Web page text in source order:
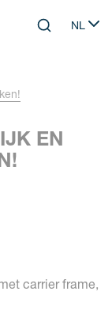
contentSearchNL
Select
EN
carrier frame,